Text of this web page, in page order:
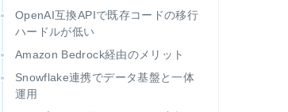
OpenAI互換APIで既存コードの移行
ハードルが低い
Amazon Bedrock経由のメリット
Snowflake連携でデータ基盤と一体
運用